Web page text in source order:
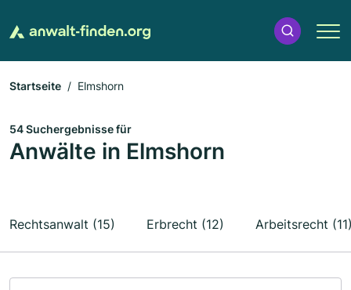
Startseite Elmshorn
54 Suchergebnisse für
Anwälte in Elmshorn
Rechtsanwalt (15) Erbrecht (12) Arbeitsrecht